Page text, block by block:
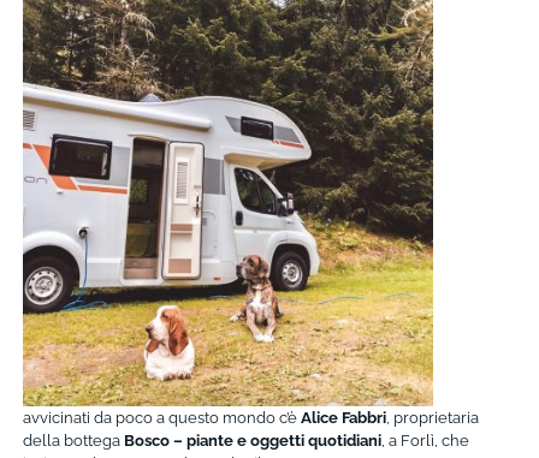
avvicinati da poco a questo mondo c’èAlice Fabbri, proprietaria
della bottega Bosco – piante e oggetti quotidiani, a Forlì, che